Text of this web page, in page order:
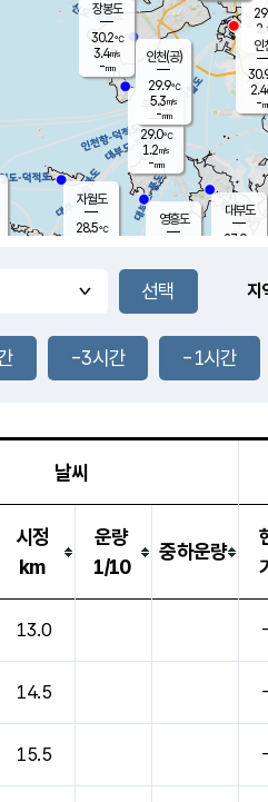
풍도
0.8m/s
무의도
29.0℃
1.2m/s
-mm
영흥도
자월도
28.5℃
장봉도
30.2℃
3.4m/s
-mm
대부도
27.9
-
인천(공)
29.9℃
5.3m/s
-mm
인
2.4
-
지
-3시간 -1시간
날씨
시정
km
운량
1/10
중하운량
13.0
14.5
15.5